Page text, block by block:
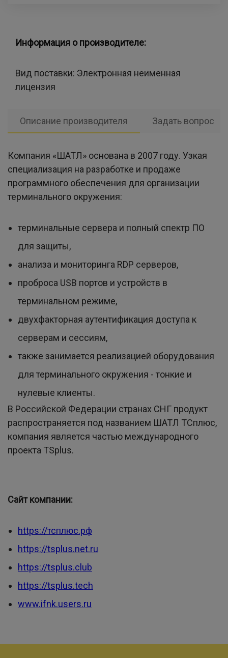
Информация о производителе:
Вид поставки: Электронная неименная
лицензия
Описание производителя Задать вопрос
Компания «ШАТЛ» основана в 2007 году. Узкая
специализация на разработке и продаже
программного обеспечения для организации
терминального окружения:
терминальные сервера и полный спектр ПО
для защиты,
анализа и мониторинга RDP серверов,
проброса USB портов и устройств в
терминальном режиме,
двухфакторная аутентификация доступа к
серверам и сессиям,
также занимается реализацией оборудования
для терминального окружения - тонкие и
нулевые клиенты.
В Российской Федерации странах СНГ продукт
распространяется под названием ШАТЛ ТСплюс,
компания является частью международного
проекта TSplus.
Сайт компании:
https://тсплюс.рф
https://tsplus.net.ru
https://tsplus.club
https://tsplus.tech
www.ifnk.users.ru